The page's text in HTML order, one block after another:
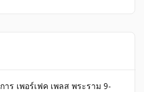
ร เพอร์เฟค เพลส พระราม 9-